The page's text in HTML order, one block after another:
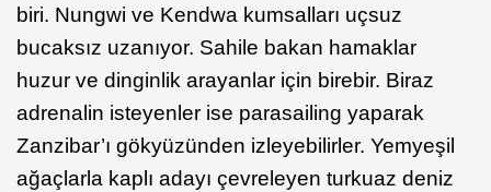
biri. Nungwi ve Kendwa kumsalları uçsuz
bucaksız uzanıyor. Sahile bakan hamaklar
huzur ve dinginlik arayanlar için birebir. Biraz
adrenalin isteyenler ise parasailing yaparak
Zanzibar’ı gökyüzünden izleyebilirler. Yemyeşil
ağaçlarla kaplı adayı çevreleyen turkuaz deniz